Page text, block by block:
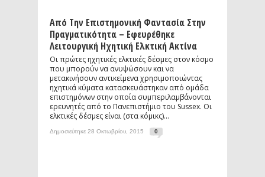
Από Την Επιστημονική Φαντασία Στην
Πραγματικότητα – Εφευρέθηκε
Λειτουργική Ηχητική Ελκτική Ακτίνα
Οι πρώτες ηχητικές ελκτικές δέσμες στον κόσμο
που μπορούν να ανυψώσουν και να
μετακινήσουν αντικείμενα χρησιμοποιώντας
ηχητικά κύματα κατασκευάστηκαν από ομάδα
επιστημόνων στην οποία συμπεριλαμβάνονται
ερευνητές από το Πανεπιστήμιο του Sussex. Οι
ελκτικές δέσμες είναι (στα κόμικς)...
Δημοσιεύτηκε 28 Οκτωβρίου, 2015 0